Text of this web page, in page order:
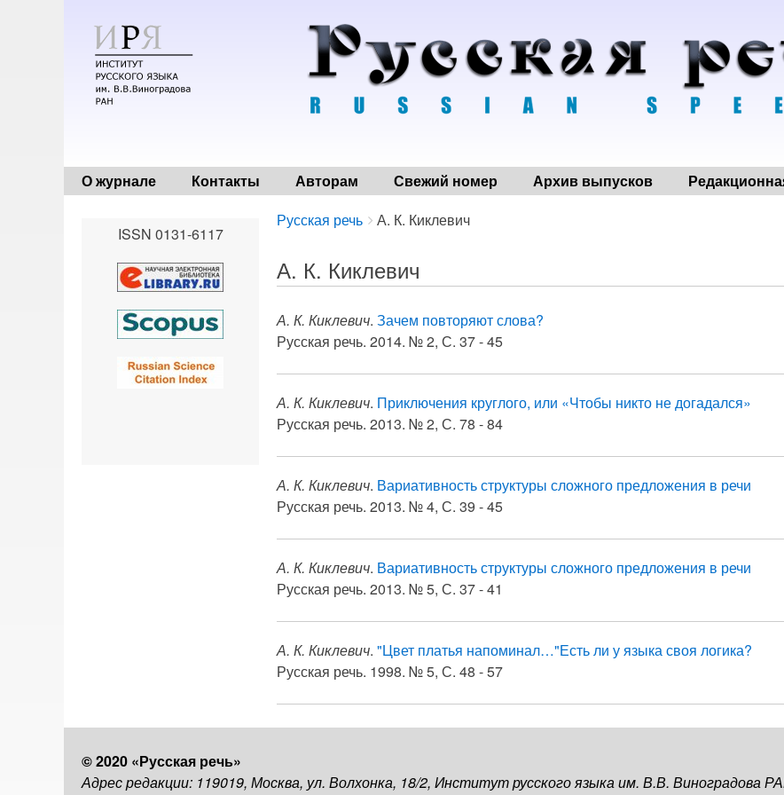
О журнале Контакты Авторам Свежий номер Архив выпусков
Breadcrumbs
You
here:
Русская речь А. К. Киклевич
А. К. Киклевич
А. К. Киклевич. Зачем повторяют слова?
Русская речь. 2014. № 2, С. 37 - 45
А. К. Киклевич. Приключения круглого, или «Чтобы никто не догадался»
Русская речь. 2013. № 2, С. 78 - 84
А. К. Киклевич. Вариативность структуры сложного предложения в речи
Русская речь. 2013. № 4, С. 39 - 45
А. К. Киклевич. Вариативность структуры сложного предложения в речи
Русская речь. 2013. № 5, С. 37 - 41
А. К. Киклевич. "Цвет платья напоминал…"Есть ли у языка своя логика?
Русская речь. 1998. № 5, С. 48 - 57
ISSN 0131-6117
© 2020 «Русская речь»
Адрес редакции: 119019, Москва, ул. Волхонка, 18/2, Институт русского языка им. В.В. Виноградова